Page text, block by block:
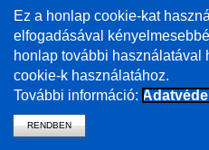
Ez a honlap cookie-kat
elfogadásával
honlap további használatával
cookie-k használatához.
További információ:
RENDBEN